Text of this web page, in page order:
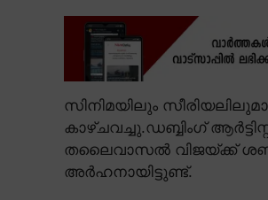
സിനിമയിലും
കാഴ്ചവച്ചു.ഡബ്ബിംഗ്
തലൈവാസൽ വിജയ്ക്ക്
അർഹനായിട്ടുണ്ട്.